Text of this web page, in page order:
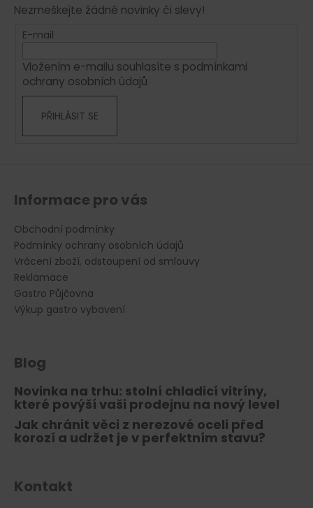
Nezmeškejte žádné novinky či slevy!
E-mail
Vložením e-mailu souhlasíte s podmínkami
ochrany osobních údajů
PŘIHLÁSIT SE
Informace pro vás
Obchodní podmínky
Podmínky ochrany osobních údajů
Vrácení zboží, odstoupení od smlouvy
Reklamace
Gastro Půjčovna
Výkup gastro vybavení
Blog
Novinka na trhu: stolní chladicí vitríny,
které povýší vaši prodejnu na nový level
Jak chránit věci z nerezové oceli před
korozí a udržet je v perfektním stavu?
Kontakt